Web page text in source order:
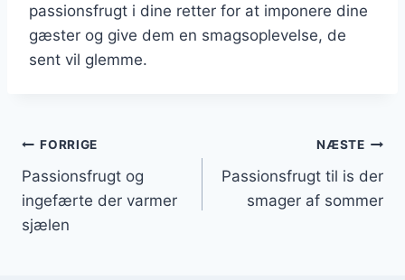
passionsfrugt i dine retter for at imponere dine
gæster og give dem en smagsoplevelse, de
sent vil glemme.
Indlægsnavigation
FORRIGE
Passionsfrugt og
ingefærte der varmer
sjælen
NÆSTE
Passionsfrugt til is der
smager af sommer